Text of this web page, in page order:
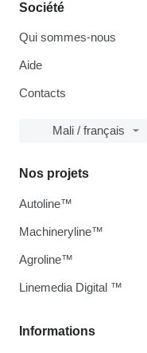
Société
Qui sommes-nous
Aide
Contacts
Mali / français
Informations
Nos projets
Autoline™
Machineryline™
Agroline™
Linemedia Digital ™